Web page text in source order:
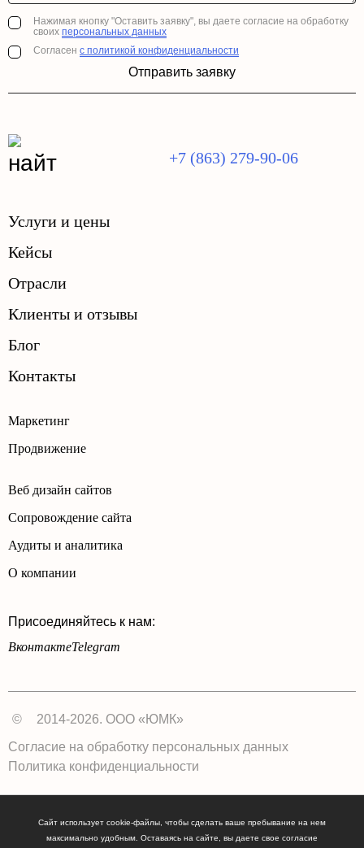
Нажимая кнопку "Оставить заявку", вы даете согласие на обработку
своих персональных данных
Согласен с политикой конфиденциальности
Отправить заявку
+7 (863) 279-90-06
Маркетинг
Продвижение
Веб дизайн сайтов
Сопровождение сайта
Аудиты и аналитика
О компании
Присоединяйтесь к нам:
ВконтактеTelegram
Услуги и цены
Кейсы
Отрасли
Клиенты и отзывы
Блог
Контакты
©
2014-2026. ООО «ЮМК»
Согласие на обработку персональных данных
Политика конфиденциальности
Сайт использует cookie-файлы, чтобы сделать ваше пребывание на нем
максимально удобным. Оставаясь на сайте, вы даете свое согласие